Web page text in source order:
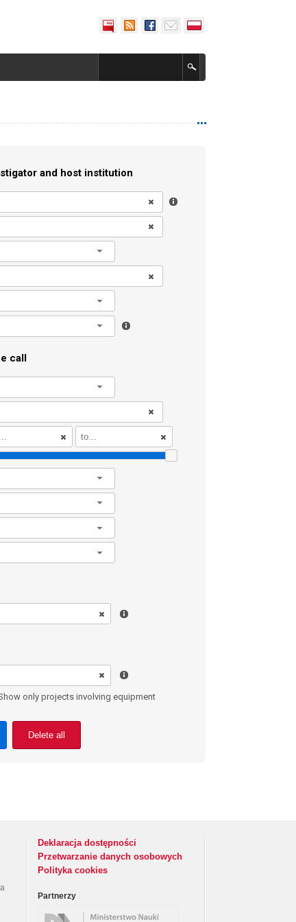
and host institution
call
only projects involving equipment
Delete all
Deklaracja dostępności
Przetwarzanie danych osobowych
Polityka cookies
Partnerzy